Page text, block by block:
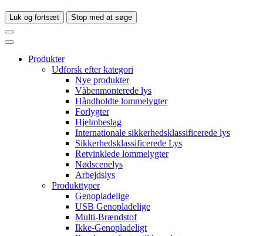
Luk og fortsæt Stop med at søge
Produkter
Udforsk efter kategori
Nye produkter
Våbenmonterede lys
Håndholdte lommelygter
Forlygter
Hjelmbeslag
Internationale sikkerhedsklassificerede lys
Sikkerhedsklassificerede Lys
Retvinklede lommelygter
Nødscenelys
Arbejdslys
Produkttyper
Genopladelige
USB Genopladelige
Multi-Brændstof
Ikke-Genopladeligt